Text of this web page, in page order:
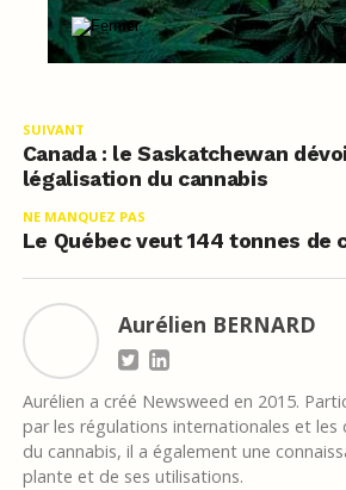
SUIVANT
Canada : le Saskatchewan
légalisation du cannabis
NE MANQUEZ PAS
Le Québec veut 144 tonnes de
Aurélien BERNARD
Aurélien a créé Newsweed en 2015.
par les régulations internationales et les
du cannabis, il a également une
plante et de ses utilisations.